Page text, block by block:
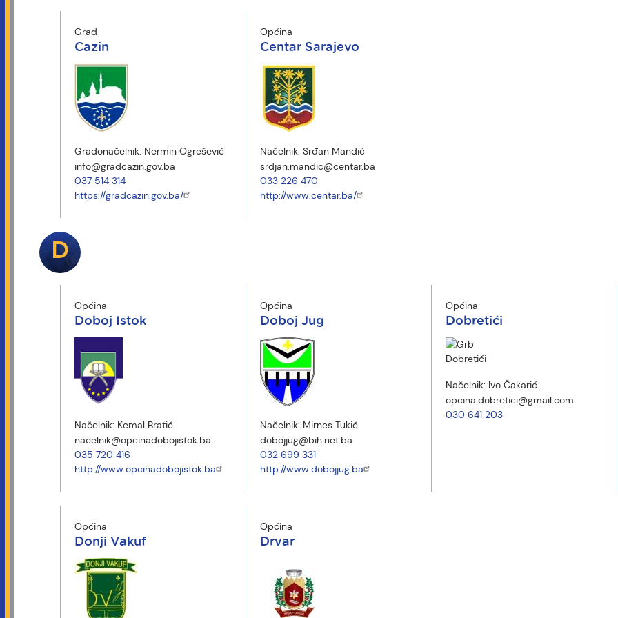
Grad
Cazin
Gradonačelnik: Nermin Ogrešević
info@gradcazin.gov.ba
037 514 314
https://gradcazin.gov.ba/
Općina
Centar Sarajevo
Načelnik:Srđan Mandić
srdjan.mandic@centar.ba
033 226 470
http://www.centar.ba/
D
Općina
Doboj Istok
Načelnik: Kemal Bratić
nacelnik@opcinadobojistok.ba
035 720 416
http://www.opcinadobojistok.ba
Općina
Doboj Jug
Načelnik: Mirnes Tukić
dobojjug@bih.net.ba
032 699 331
http://www.dobojjug.ba
Općina
Dobretići
Načelnik: Ivo Čakarić
opcina.dobretici@gmail.com
030 641 203
Općina
Donji Vakuf
Općina
Drvar